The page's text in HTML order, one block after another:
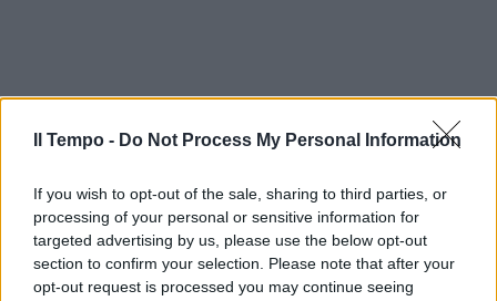
Il Tempo - Do Not Process My Personal Information
If you wish to opt-out of the sale, sharing to third parties, or
processing of your personal or sensitive information for
targeted advertising by us, please use the below opt-out
section to confirm your selection. Please note that after your
opt-out request is processed you may continue seeing